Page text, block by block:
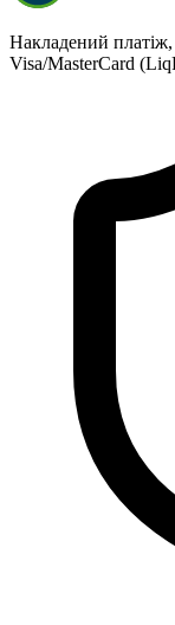
Накладений
Visa/MasterCard